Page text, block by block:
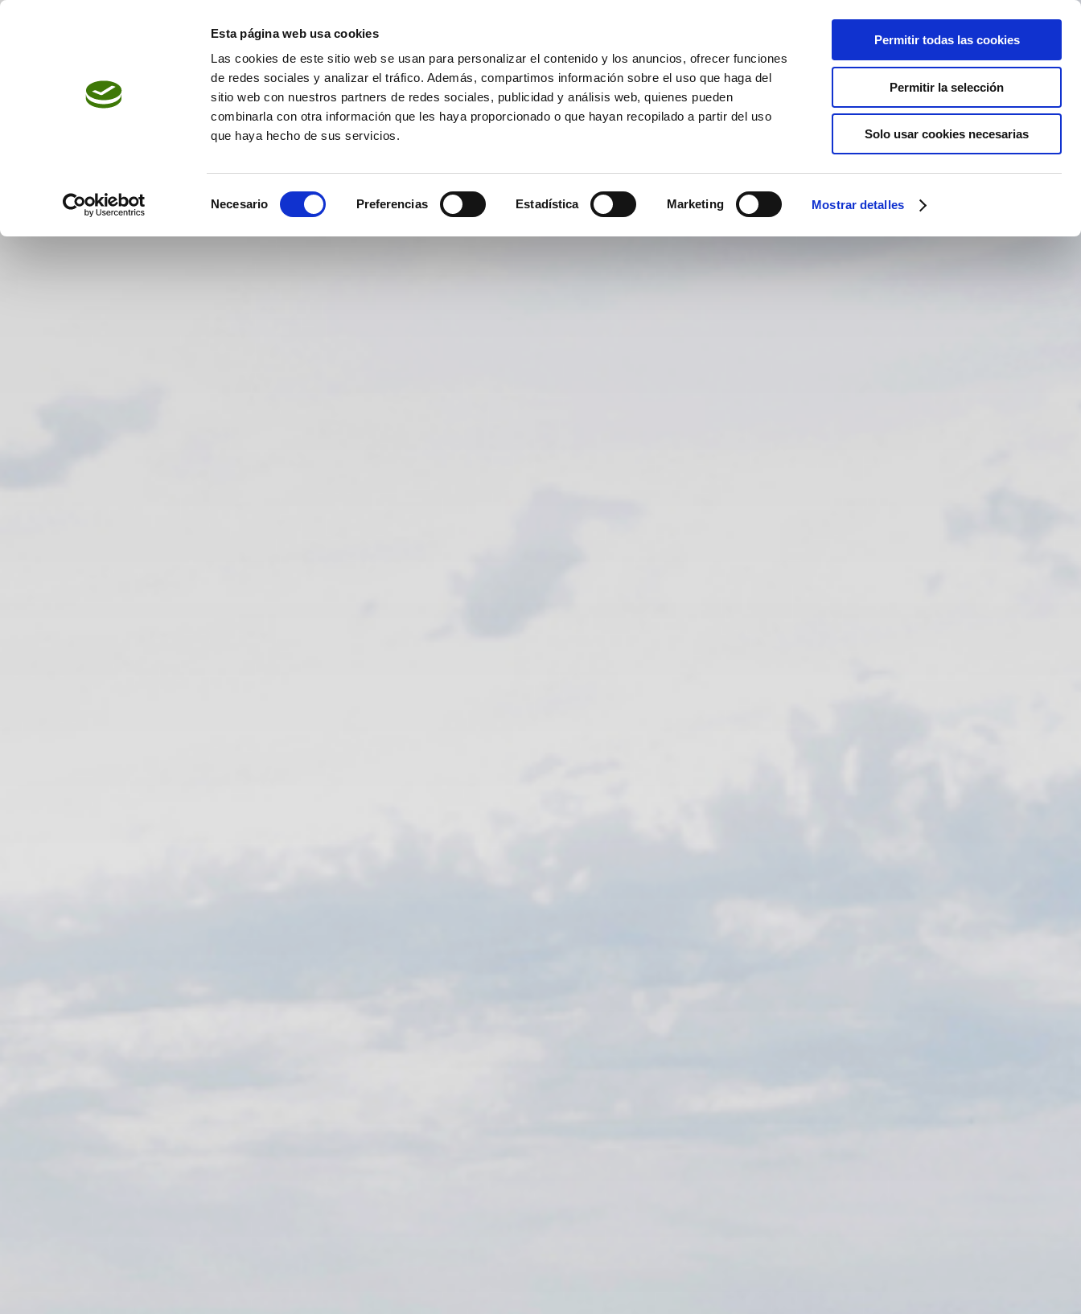
Esta página web usa cookies
Las cookies de este sitio web se usan para personalizar el contenido y los anuncios, ofrecer funciones
de redes sociales y analizar el tráfico. Además, compartimos información sobre el uso que haga del
sitio web con nuestros partners de redes sociales, publicidad y análisis web, quienes pueden
combinarla con otra información que les haya proporcionado o que hayan recopilado a partir del uso
que haya hecho de sus servicios.
Necesario Preferencias Estadística Marketing Mostrar detalles
Permitir todas las cookies
Permitir la selección
Solo usar cookies necesarias
Skip
BOOK TEE
EN